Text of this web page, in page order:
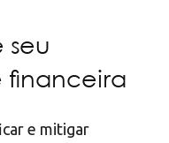
seu
financeira
e mitigar